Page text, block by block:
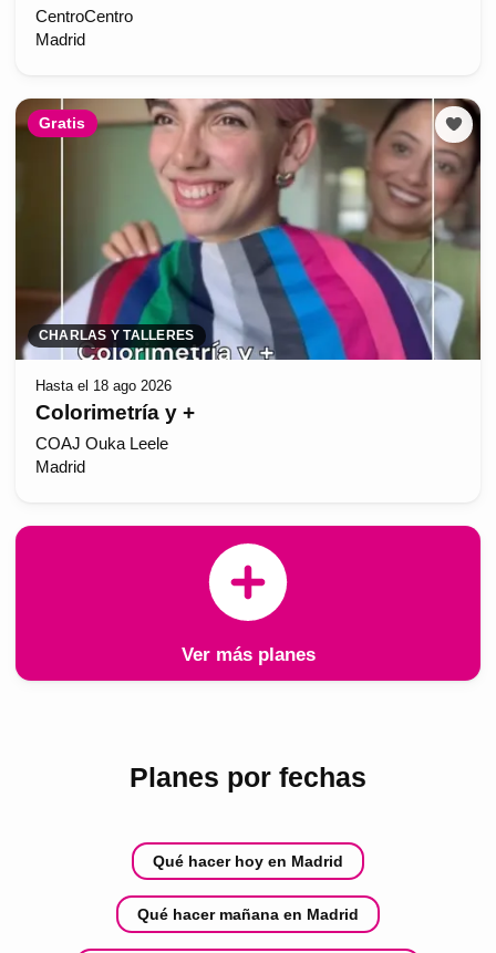
CentroCentro
Madrid
Gratis
CHARLAS Y TALLERES
Hasta el 18 ago 2026
Colorimetría y +
COAJ Ouka Leele
Madrid
Ver más planes
Planes por fechas
Qué hacer hoy en Madrid
Qué hacer mañana en Madrid